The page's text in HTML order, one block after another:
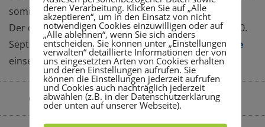
somit auch unser Sommerkursplan imFiTROPOLIS
Der darauffolgende Kursplan, welcher vom 11. bis 30.
September gilt, ist ab sofortauf unserer Homepage
einsehbar und steht zum Download bereit.
BySara Heuser September 6, 2023 6:59 p.m.
deren Verarbeitung. Klicken Sie auf „Alle
akzeptieren“, um in den Einsatz von nicht
notwendigen Cookies einzuwilligen oder auf
„Alle ablehnen“, wenn Sie sich anders
entscheiden. Sie können unter „Einstellungen
verwalten“ detaillierte Informationen der von
uns eingesetzten Arten von Cookies erhalten
und deren Einstellungen aufrufen. Sie
können die Einstellungen jederzeit aufrufen
und Cookies auch nachträglich jederzeit
abwählen (z.B. in der Datenschutzerklärung
oder unten auf unserer Webseite).